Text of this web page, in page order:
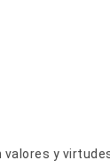
valores y